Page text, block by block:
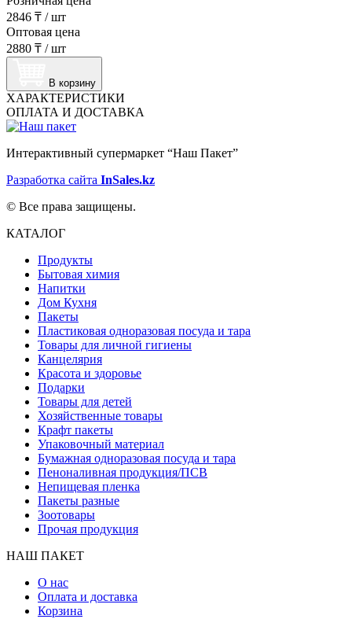
2846 ₸ /шт
Оптовая цена
2880 ₸ /шт
В корзину
ХАРАКТЕРИСТИКИ
ОПЛАТА И ДОСТАВКА
Интерактивный супермаркет “Наш Пакет”
Разработка сайта InSales.kz
© Все права защищены.
КАТАЛОГ
Продукты
Бытовая химия
Напитки
Дом Кухня
Пакеты
Пластиковая одноразовая посуда и тара
Товары для личной гигиены
Канцелярия
Красота и здоровье
Подарки
Товары для детей
Хозяйственные товары
Крафт пакеты
Упаковочный материал
Бумажная одноразовая посуда и тара
Пеноналивная продукция/ПСВ
Непищевая пленка
Пакеты разные
Зоотовары
Прочая продукция
НАШ ПАКЕТ
О нас
Оплата и доставка
Корзина